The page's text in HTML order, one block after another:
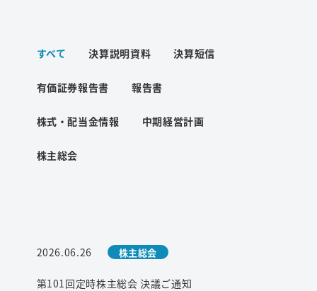
ご利用条件
すべて 決算説明資料 決算短信
有価証券報告書 報告書
株式・配当金情報 中期経営計画
株主総会
2026.06.26 株主総会
第101回定時株主総会 決議ご通知